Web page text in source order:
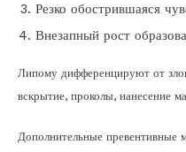
Резко обострившаяся
Внезапный рост
Липому дифференцируют от
вскрытие, проколы, нанесение
Дополнительные превентивные